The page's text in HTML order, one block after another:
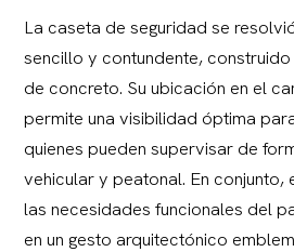
La caseta de seguridad se
sencillo y contundente,
de concreto. Su ubicación en el
permite una visibilidad óptima
quienes pueden supervisar de
vehicular y peatonal. En
las necesidades funcionales del
en un gesto arquitectónico